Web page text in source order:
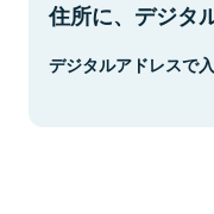
住所に、デジタ
デジタルアドレスで